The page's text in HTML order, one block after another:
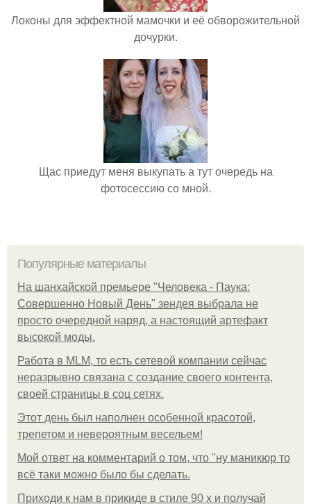
Локоны для эффектной мамочки и её обворожительной
дочурки.
Щас приедут меня выкупать а тут очередь на
фотосессию со мной.
Популярные материалы
На шанхайской премьере "Человека - Паука:
Совершенно Новый День" зендея выбрала не
просто очередной наряд, а настоящий артефакт
высокой моды.
Работа в MLM, то есть сетевой компании сейчас
неразрывно связана с создание своего контента,
своей страницы в соц сетях.
Этот день был наполнен особенной красотой,
трепетом и невероятным весельем!
Мой ответ на комментарий о том, что "ну маникюр то
всё таки можно было бы сделать.
Приходи к нам в прикиде в стиле 90 х и получай